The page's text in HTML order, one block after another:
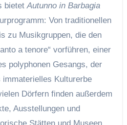
bietetAutunno in Barbagia
Von traditionellen
zu Musikgruppen, die den
a tenore“ vorführen, einer
polyphonen Gesangs, der
Kulturerbe
Dörfern finden außerdem
Ausstellungen und